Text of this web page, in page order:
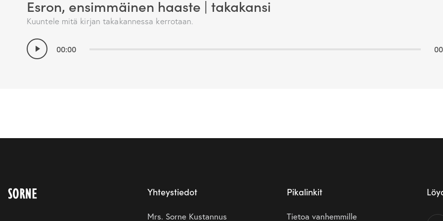
Esron, ensimmäinen haaste | takakansi
Kuuntele mitä kirjan takakannessa kerrotaan.
Äänitoistin
00:00
Yhteystiedot
Mrs. Sorne Kustannus
Pikalinkit
Tietoa vanhemmille